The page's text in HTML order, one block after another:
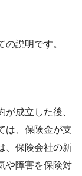
説明です。
成立した後、
は、保険金が支
、保険会社の新
や障害を保険対